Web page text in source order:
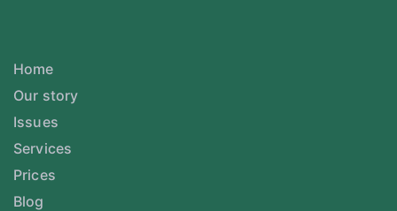
Home
Our story
Issues
Services
Prices
Blog